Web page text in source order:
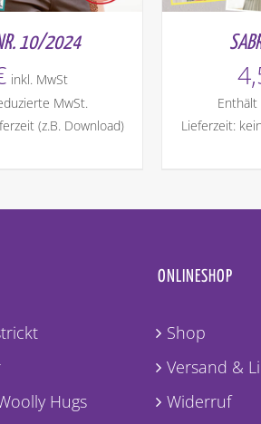
10/2024
inkl. MwSt
MwSt.
(z.B. Download)
Lieferzeit:
Hugs
ONLINESHOP
Shop
Versand &
Widerruf